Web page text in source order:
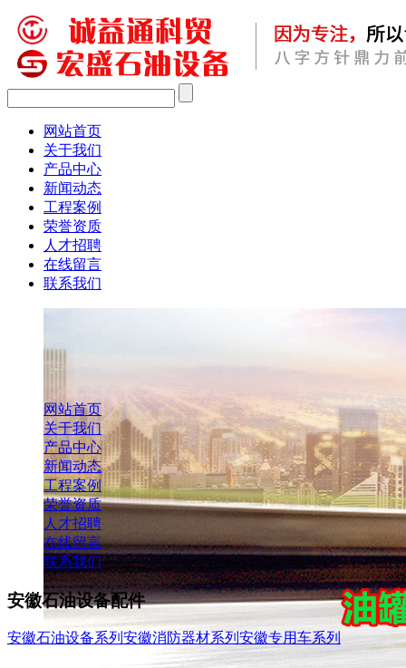
网站首页
关于我们
产品中心
新闻动态
工程案例
荣誉资质
人才招聘
在线留言
联系我们
网站首页
关于我们
产品中心
新闻动态
工程案例
荣誉资质
人才招聘
在线留言
联系我们
安徽石油设备配件
安徽石油设备系列 安徽消防器材系列 安徽专用车系列